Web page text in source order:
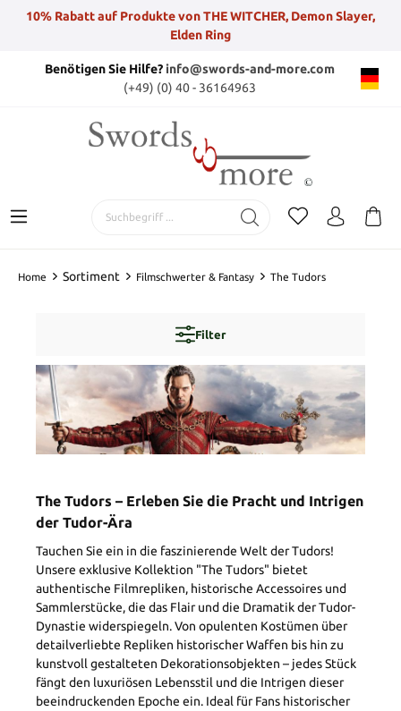
10% Rabatt auf Produkte von THE WITCHER, Demon Slayer,
Elden Ring
Benötigen Sie Hilfe?info@swords-and-more.com
(+49) (0) 40 - 36164963
Home Sortiment Filmschwerter & Fantasy The Tudors
Filter
The Tudors – Erleben Sie die Pracht und Intrigen
der Tudor-Ära
Tauchen Sie ein in die faszinierende Welt der Tudors!
Unsere exklusive Kollektion "The Tudors" bietet
authentische Filmrepliken, historische Accessoires und
Sammlerstücke, die das Flair und die Dramatik der Tudor-
Dynastie widerspiegeln. Von opulenten Kostümen über
detailverliebte Repliken historischer Waffen bis hin zu
kunstvoll gestalteten Dekorationsobjekten – jedes Stück
fängt den luxuriösen Lebensstil und die Intrigen dieser
beeindruckenden Epoche ein. Ideal für Fans historischer